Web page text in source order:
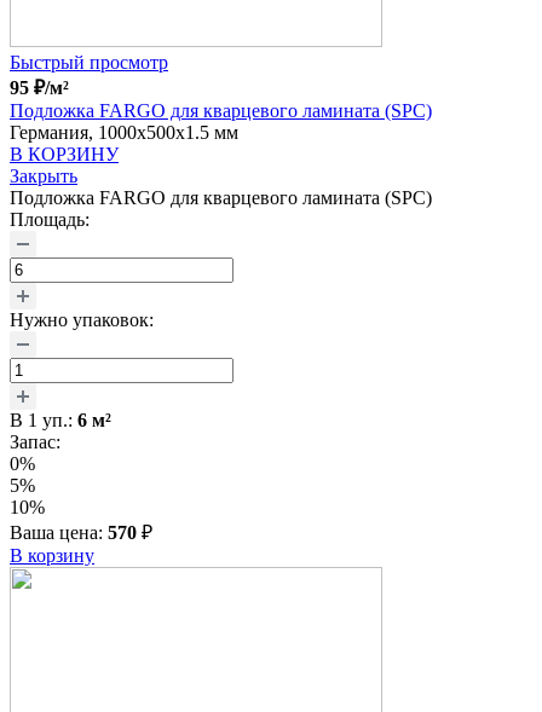
Быстрый просмотр
95 ₽/м²
Подложка FARGO для кварцевого ламината (SPC)
Германия, 1000x500x1.5 мм
В КОРЗИНУ
Закрыть
Подложка FARGO для кварцевого ламината (SPC)
Площадь:
Нужно упаковок:
В 1 уп.: 6 м²
Запас:
0%
5%
10%
Ваша цена: 570 ₽
В корзину